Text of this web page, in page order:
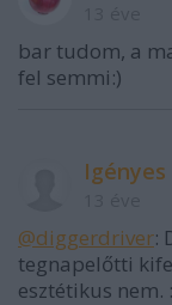
bar tudom, a
fel semmi:)
Igényes
@diggerdriver:
tegnapelőtti
esztétikus nem.